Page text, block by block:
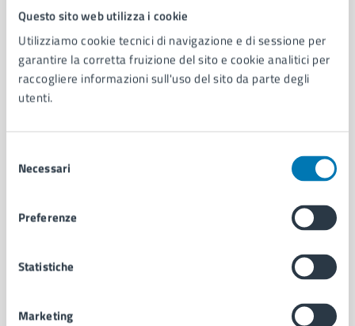
Questo sito web utilizza i cookie
Utilizziamo cookie tecnici di navigazione e di sessione per
garantire la corretta fruizione del sito e cookie analitici per
raccogliere informazioni sull'uso del sito da parte degli
utenti.
delNecessari
Preferenze
Statistiche
Marketing
AMMINISTRAZIONE
Aree amministrative
Organi di governo
Politici
Documenti e dati
Intranet, posta aziendale e protocollo